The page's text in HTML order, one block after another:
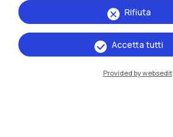
Sedi
Milano Leonardo
Rifiuta
Accetta tutti
Provided by websedit